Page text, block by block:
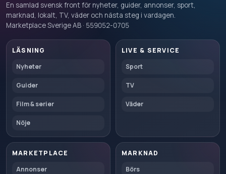
En samlad svensk front för nyheter, guider, annonser, sport,
marknad, lokalt, TV, väder och nästa steg i vardagen.
Marketplace Sverige AB · 559052-0705
LÄSNING
Nyheter
Guider
Film & serier
Nöje
LIVE & SERVICE
Sport
TV
Väder
MARKETPLACE
Annonser
MARKNAD
Börs